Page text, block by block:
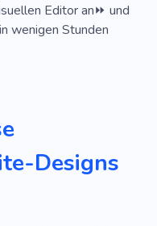
Editor an⏩ und
wenigen Stunden
Designs